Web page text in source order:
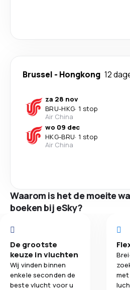
Brussel - Hongkong 12
za 28 nov
BRU-HKG· 1 stop
Air China
wo 09 dec
HKG-BRU· 1 stop
Air China
Waarom is het de moeite
boeken bij eSky?
De grootste
keuze in vluchten
Wij vinden binnen
enkele seconden de
beste vlucht voor u